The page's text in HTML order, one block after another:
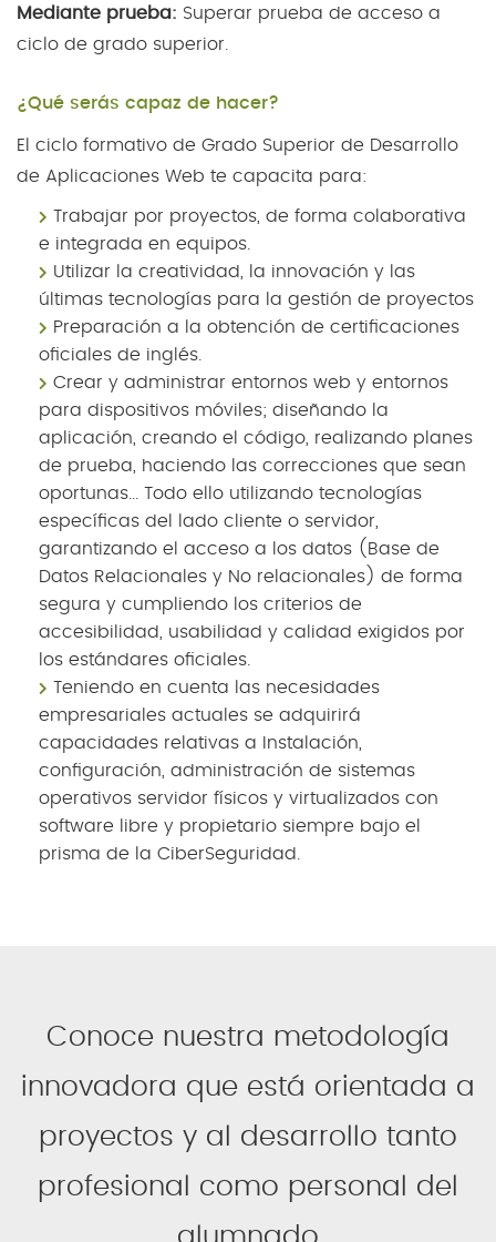
Mediante prueba: Superar prueba de acceso a
ciclo de grado superior.
¿Qué serás capaz de hacer?
El ciclo formativo de Grado Superior de Desarrollo
de Aplicaciones Web te capacita para:
Trabajar por proyectos, de forma colaborativa
e integrada en equipos.
Utilizar la creatividad, la innovación y las
últimas tecnologías para la gestión de proyectos
Preparación a la obtención de certificaciones
oficiales de inglés.
Crear y administrar entornos web y entornos
para dispositivos móviles; diseñando la
aplicación, creando el código, realizando planes
de prueba, haciendo las correcciones que sean
oportunas... Todo ello utilizando tecnologías
específicas del lado cliente o servidor,
garantizando el acceso a los datos (Base de
Datos Relacionales y No relacionales) de forma
segura y cumpliendo los criterios de
accesibilidad, usabilidad y calidad exigidos por
los estándares oficiales.
Teniendo en cuenta las necesidades
empresariales actuales se adquirirá
capacidades relativas a Instalación,
configuración, administración de sistemas
operativos servidor físicos y virtualizados con
software libre y propietario siempre bajo el
prisma de la CiberSeguridad.
Conoce nuestra metodología
innovadora que está orientada a
proyectos y al desarrollo tanto
profesional como personal del